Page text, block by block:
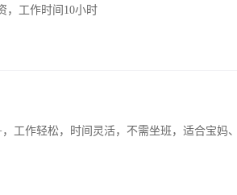
，工作时间10小时
工作轻松，时间灵活，不需坐班，适合宝妈、